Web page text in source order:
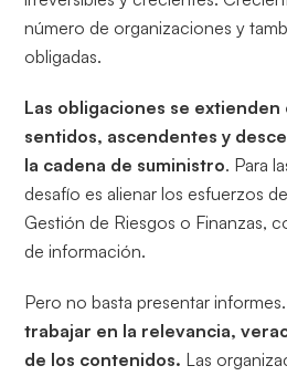
número de organizaciones y
obligadas.
Las obligaciones se extienden
sentidos, ascendentes y
la cadena de suministro. Para
desafío es alienar los esfuerzos
Gestión de Riesgos o Finanzas,
de información.
Pero no basta presentar informes.
trabajar en la relevancia,
de los contenidos. Las